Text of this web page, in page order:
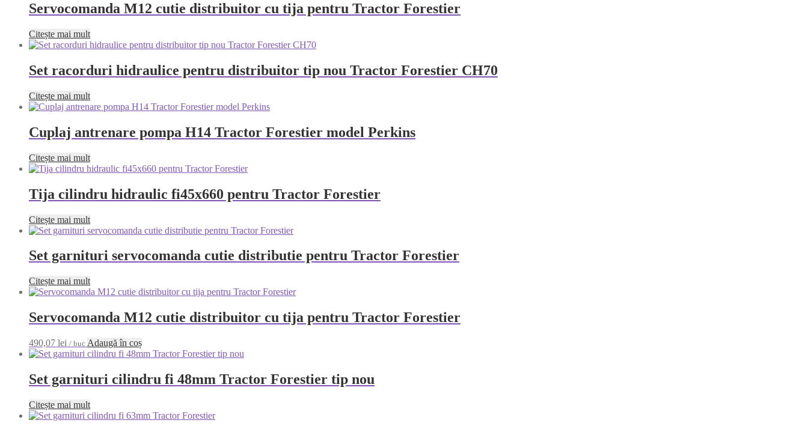
Servocomanda M12 cutie distribuitor cu tija pentru Tractor Forestier
Citește mai mult
Set racorduri hidraulice pentru distribuitor tip nou Tractor Forestier CH70
Citește mai mult
Cuplaj antrenare pompa H14 Tractor Forestier model Perkins
Citește mai mult
Tija cilindru hidraulic fi45x660 pentru Tractor Forestier
Citește mai mult
Set garnituri servocomanda cutie distributie pentru Tractor Forestier
Citește mai mult
Servocomanda M12 cutie distribuitor cu tija pentru Tractor Forestier
490,07 lei / buc Adaugă în coș
Set garnituri cilindru fi 48mm Tractor Forestier tip nou
Citește mai mult